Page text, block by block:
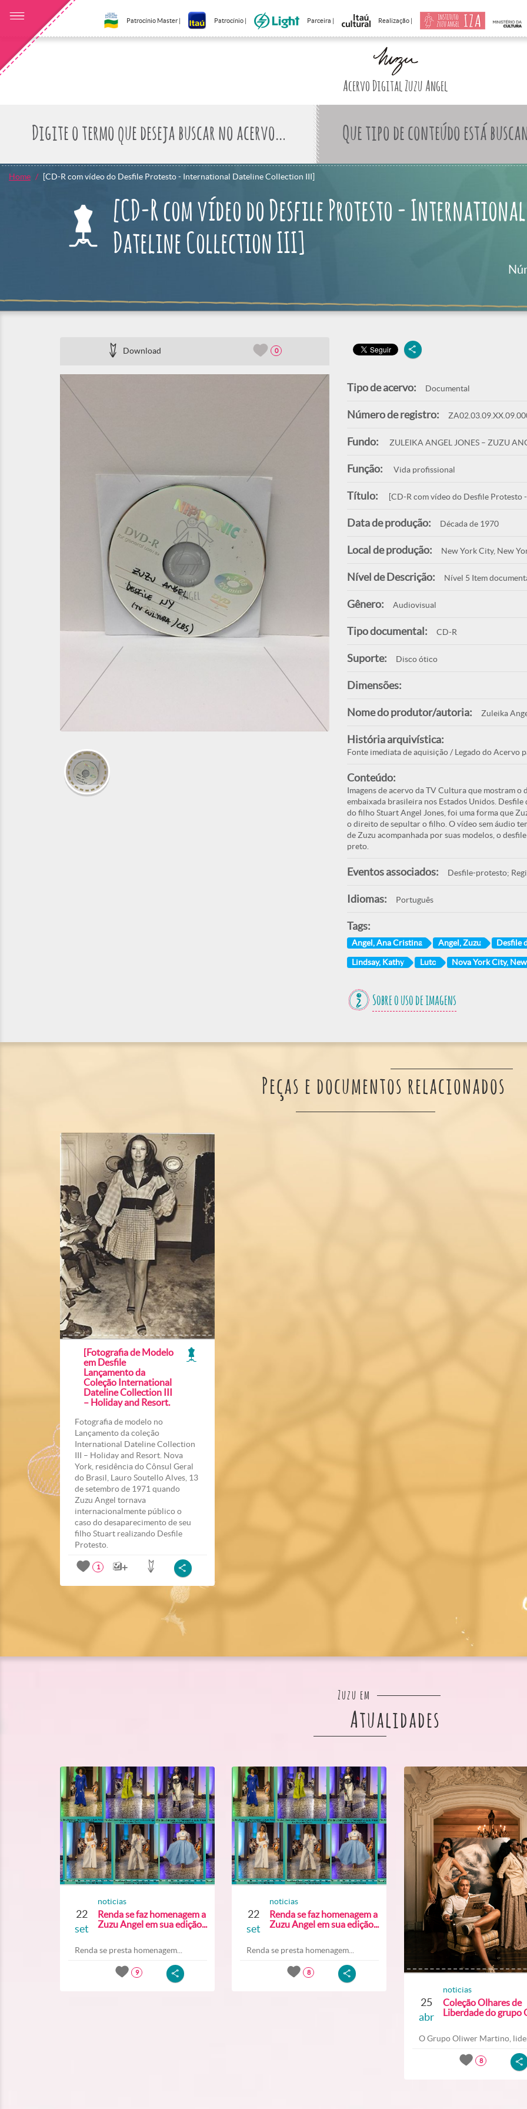
Patrocínio Master | Patrocínio | Parceira | Realização |
Acervo Digital Zuzu Angel
Que tipo de conteúdo está
Home [CD-R com vídeo do Desfile Protesto - International Dateline Collection III]
[CD-R com vídeo do Desfile Protesto - International
Dateline Collection III]
Download 0
Tipo de acervo: Documental
Número de registro:
Fundo: ZULEIKA ANGEL JONES – ZUZU
Função: Vida profissional
Título: [CD-R com vídeo do Desfile
Data de produção: Década de 1970
Local de produção: New York City, New
Nível de Descrição: Nível 5 Item
Gênero: Audiovisual
Tipo documental: CD-R
Suporte: Disco ótico
Dimensões:
Nome do produtor/autoria: Zuleika
História arquivística:
Fonte imediata de aquisição / Legado do Acervo
Conteúdo:
Imagens de acervo da TV Cultura que mostram
embaixada brasileira nos Estados Unidos.
do filho Stuart Angel Jones, foi uma forma que
o direito de sepultar o filho. O vídeo sem áudio
de Zuzu acompanhada por suas modelos, o
preto.
Eventos associados: Desfile-protesto;
Idiomas: Português
Tags:
Angel, Ana Cristina Angel, Zuzu Desfile
Lindsay, Kathy Luto Nova York City,
Sobre o uso de imagens
Peças e documentos relacionados
[Fotografia de Modelo
em Desfile
Lançamento da
Coleção International
Dateline Collection III
– Holiday and Resort.
Fotografia de modelo no
Lançamento da coleção
International Dateline Collection
III – Holiday and Resort. Nova
York, residência do Cônsul Geral
do Brasil, Lauro Soutello Alves, 13
de setembro de 1971 quando
Zuzu Angel tornava
internacionalmente público o
caso do desaparecimento de seu
filho Stuart realizando Desfile
Protesto.
1
Zuzu em
Atualidades
22
set
noticias
Renda se faz homenagem a
Zuzu Angel em sua edição...
Renda se presta homenagem...
9
22
set
noticias
Renda se faz homenagem a
Zuzu Angel em sua edição...
Renda se presta homenagem...
8
25
abr
noticias
Coleção Olhares de
Liberdade do grupo
O Grupo Oliwer Martino,
8